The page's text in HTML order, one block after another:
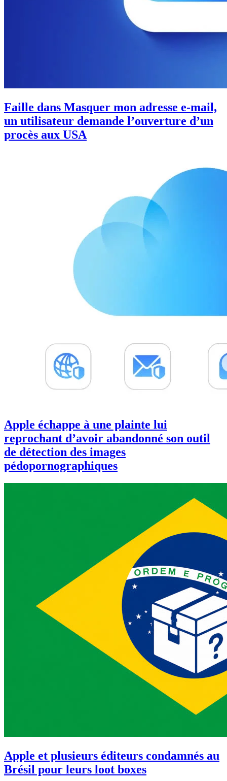
Faille dans Masquer mon adresse e-mail,
un utilisateur demande l’ouverture d’un
procès aux USA
Apple échappe à une plainte lui
reprochant d’avoir abandonné son outil
de détection des images
pédopornographiques
Apple et plusieurs éditeurs condamnés au
Brésil pour leurs loot boxes